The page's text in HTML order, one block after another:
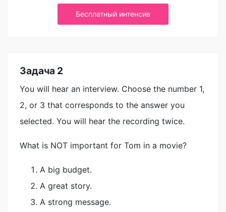
Бесплатный интенсив
Задача 2
You will hear an interview. Choose the number 1,
2, or 3 that corresponds to the answer you
selected. You will hear the recording twice.
What is NOT important for Tom in a movie?
A big budget.
A great story.
A strong message.